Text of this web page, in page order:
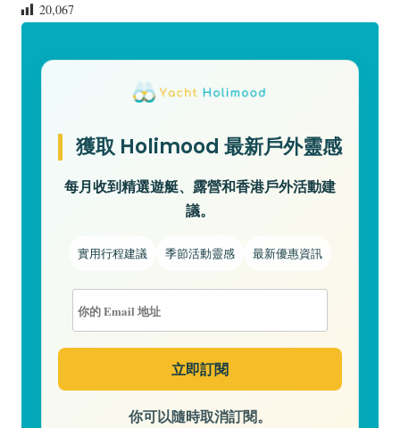
20,067
獲取 Holimood 最新戶外靈感
每月收到精選遊艇、露營和香港戶外活動建
議。
實用行程建議 季節活動靈感 最新優惠資訊
你可以隨時取消訂閱。